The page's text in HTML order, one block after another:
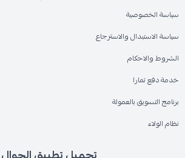
سياسة الخصوصية
سياسة الاستبدال والاسترجاع
الشروط والاحكام
خدمة دفع تمارا
برنامج التسويق بالعمولة
نظام الولاء